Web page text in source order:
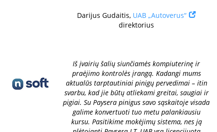
Darijus Gudaitis, UAB „Autoverus“
direktorius
Iš įvairių šalių siunčiamės kompiuterinę ir
praėjimo kontrolės įrangą. Kadangi mums
aktualūs tarptautiniai pinigų pervedimai – itin
svarbu, kad jie būtų atliekami greitai, saugiai ir
pigiai. Su Paysera pinigus savo sąskaitoje visada
galime konvertuoti tuo metu palankiausiu
kursu. Pasitikime mokėjimų sistema, nes ją